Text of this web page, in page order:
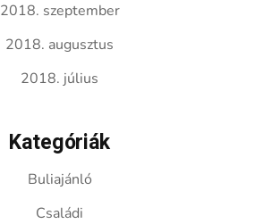
2018. szeptember
2018. augusztus
2018. július
Kategóriák
Buliajánló
Családi